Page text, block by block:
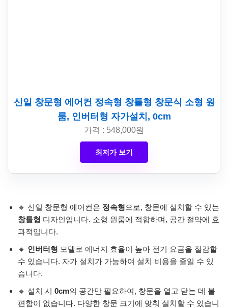
신일 창문형 에어컨 정속형 창틀형 창문식 소형 원
룸, 인버터형 자가설치, 0cm
가격 : 548,000원
최저가 보기
🔹 신일 창문형 에어컨은 정속형으로, 창문에 설치할 수 있는
창틀형 디자인입니다. 소형 원룸에 적합하며, 공간 절약에 효
과적입니다.
🔸 인버터형 모델로 에너지 효율이 높아 전기 요금을 절감할
수 있습니다. 자가 설치가 가능하여 설치 비용을 줄일 수 있
습니다.
🔹 설치 시 0cm의 공간만 필요하여, 창문을 열고 닫는 데 불
편함이 없습니다. 다양한 창문 크기에 맞춰 설치할 수 있습니